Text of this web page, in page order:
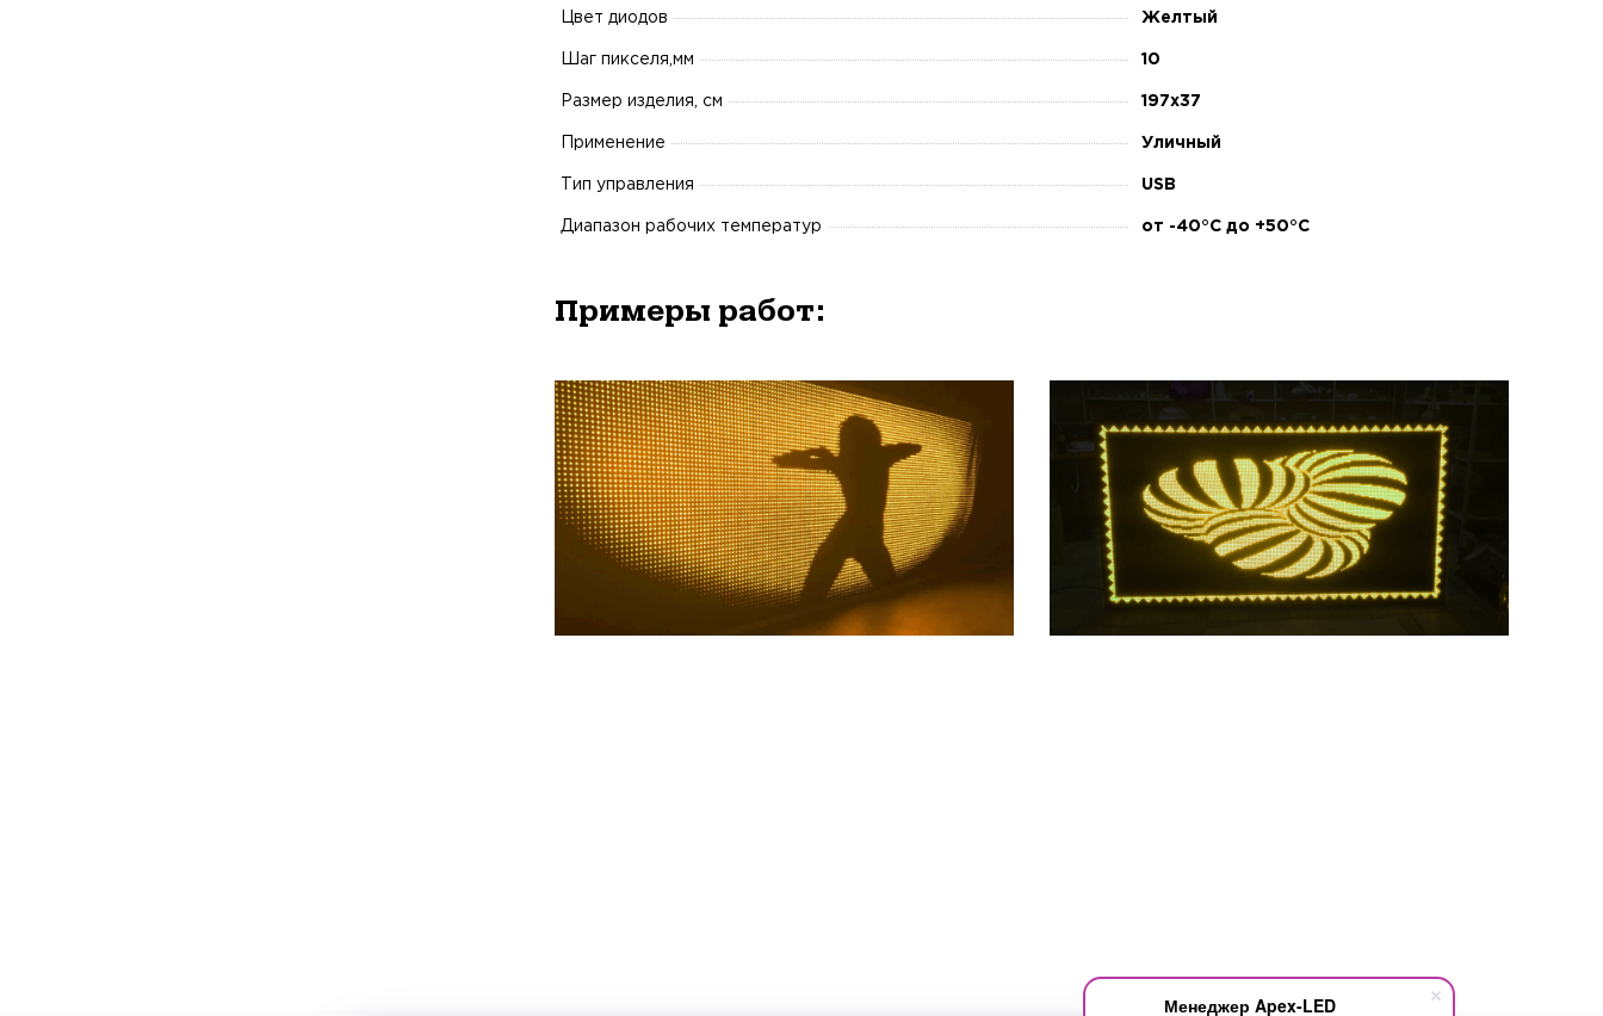
Менеджер Apex-LED
Цвет диодов Желтый
Шаг пикселя,мм 10
Размер изделия, см 197х37
Применение Уличный
Тип управления USB
Диапазон рабочих температур от -40°C до +50°C
Примеры работ: